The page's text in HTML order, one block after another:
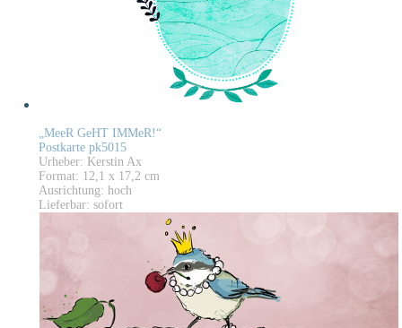
„MeeR GeHT IMMeR!“
Postkarte pk5015
Urheber: Kerstin Ax
Format: 12,1 x 17,2 cm
Ausrichtung: hoch
Lieferbar: sofort